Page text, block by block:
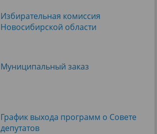
Избирательная комиссия
Новосибирской области
Муниципальный заказ
График выхода программ о Cовете
депутатов